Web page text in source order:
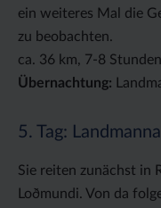
ein weiteres Mal die
zu beobachten.
ca. 36 km, 7-8 Stunden
Übernachtung:
5. Tag:
Sie reiten zunächst in
Loðmundi. Von da